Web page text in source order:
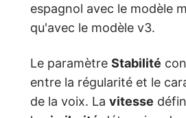
espagnol avec le modèle
qu'avec le modèle v3.
Le paramètre Stabilité
entre la régularité et le
de la voix. La vitesse